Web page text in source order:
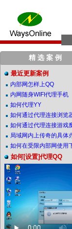
精 选 案 例
最近更新案例
内部网怎样上QQ
内网随身WIFI代理手机
如何代理YY
如何通过代理连接浏览
如何通过代理连接游戏
局域网内上传奇的具体
如何在受限内部网使用
如何[设置]代理QQ